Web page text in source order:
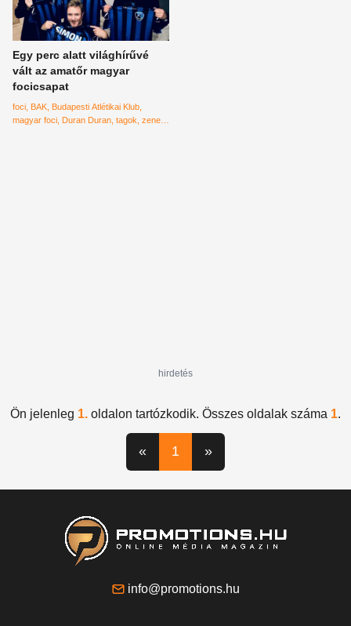
Egy perc alatt világhírűvé
vált az amatőr magyar
focicsapat
foci BAK Budapesti Atlétikai Klub
magyar foci Duran Duran tagok zene
hirdetés
Ön jelenleg 1. oldalon tartózkodik. Összes oldalak száma 1.
« 1 »
info@promotions.hu